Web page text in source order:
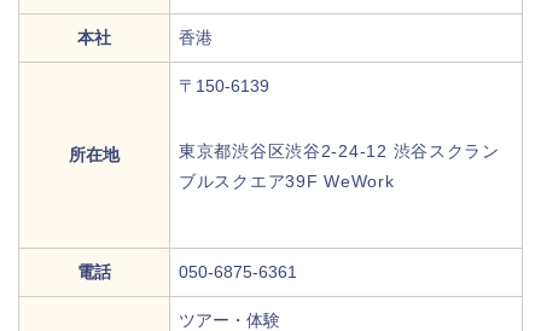
本社 香港
所在地
〒150-6139
東京都渋谷区渋谷2-24-12 渋谷スクラン
ブルスクエア39F WeWork
電話 050-6875-6361
ツアー・体験